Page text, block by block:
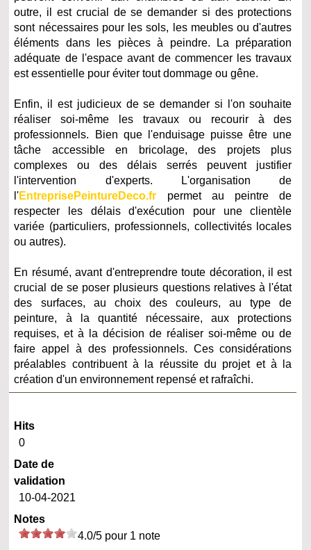
outre, il est crucial de se demander si des protections
sont nécessaires pour les sols, les meubles ou d'autres
éléments dans les pièces à peindre. La préparation
adéquate de l'espace avant de commencer les travaux
est essentielle pour éviter tout dommage ou gêne.
Enfin, il est judicieux de se demander si l'on souhaite
réaliser soi-même les travaux ou recourir à des
professionnels. Bien que l'enduisage puisse être une
tâche accessible en bricolage, des projets plus
complexes ou des délais serrés peuvent justifier
l'intervention d'experts. L'organisation de
l'EntreprisePeintureDeco.fr permet au peintre de
respecter les délais d'exécution pour une clientèle
variée (particuliers, professionnels, collectivités locales
ou autres).
En résumé, avant d'entreprendre toute décoration, il est
crucial de se poser plusieurs questions relatives à l'état
des surfaces, au choix des couleurs, au type de
peinture, à la quantité nécessaire, aux protections
requises, et à la décision de réaliser soi-même ou de
faire appel à des professionnels. Ces considérations
préalables contribuent à la réussite du projet et à la
création d'un environnement repensé et rafraîchi.
Hits
0
Date de
validation
10-04-2021
Notes
4.0/5 pour 1 note